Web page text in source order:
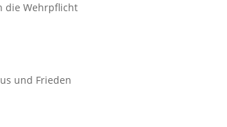
die Wehrpflicht
und Frieden